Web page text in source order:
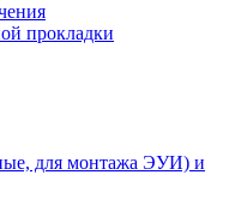
прокладки
для монтажа ЭУИ) и